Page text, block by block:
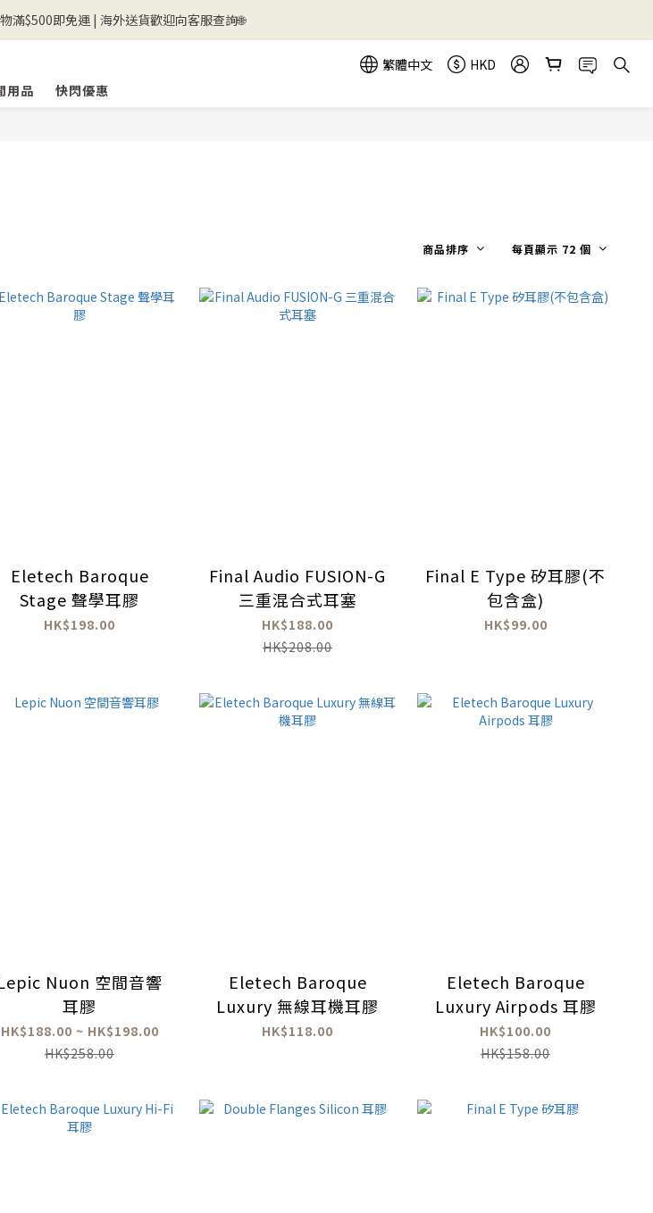
記會員即送50購物金💰
滿$500即免運 | 海外送貨歡迎向客服查詢🌐
繁體中文
HKD
用品 快閃優惠
商品排序 每頁顯示 72 個
Eletech Baroque
Stage 聲學耳膠
HK$198.00
Final Audio FUSION-G
三重混合式耳塞
HK$188.00
HK$208.00
Final E Type 矽耳膠(不
包含盒)
HK$99.00
Nuon 空間音響
耳膠
HK$188.00 ~ HK$198.00
HK$258.00
Eletech Baroque
Luxury 無線耳機耳膠
HK$118.00
Eletech Baroque
Luxury Airpods 耳膠
HK$100.00
HK$158.00